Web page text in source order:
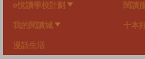
e悅讀學校計劃 閱讀
我的閱讀城 十本
漫話生活